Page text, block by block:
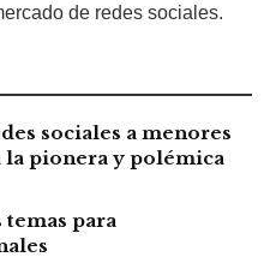
de redes sociales.
sociales a menores
la pionera y polémica
temas para